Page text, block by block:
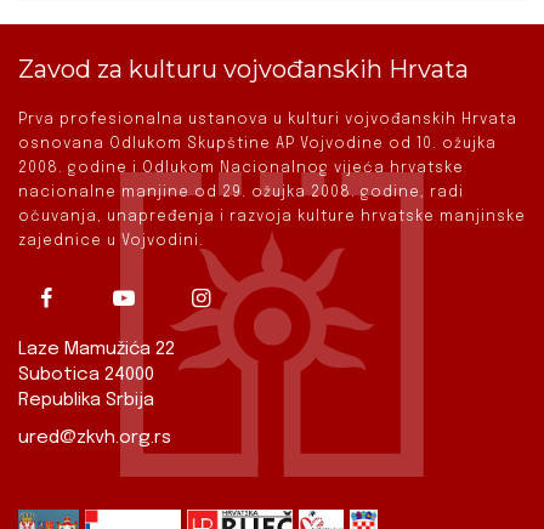
Zavod za kulturu vojvođanskih Hrvata
Prva profesionalna ustanova u kulturi vojvođanskih Hrvata
osnovana Odlukom Skupštine AP Vojvodine od 10. ožujka
2008. godine i Odlukom Nacionalnog vijeća hrvatske
nacionalne manjine od 29. ožujka 2008. godine, radi
očuvanja, unapređenja i razvoja kulture hrvatske manjinske
zajednice u Vojvodini.
Laze Mamužića 22
Subotica 24000
Republika Srbija
ured@zkvh.org.rs